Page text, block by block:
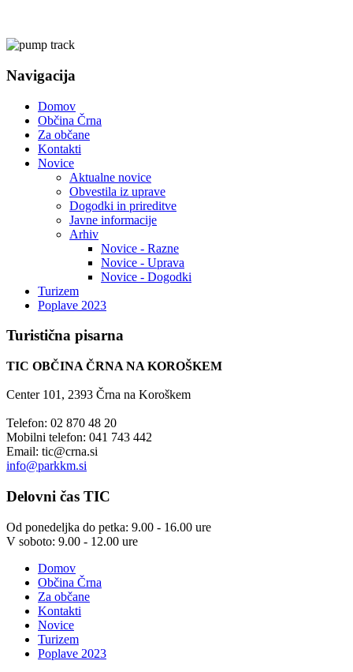
Navigacija
Domov
Občina Črna
Za občane
Kontakti
Novice
Aktualne novice
Obvestila iz uprave
Dogodki in prireditve
Javne informacije
Arhiv
Novice - Razne
Novice - Uprava
Novice - Dogodki
Turizem
Poplave 2023
Turistična pisarna
TIC OBČINA ČRNA NA KOROŠKEM
Center 101, 2393 Črna na Koroškem
Telefon: 02 870 48 20
Mobilni telefon: 041 743 442
Email: tic@crna.si
info@parkkm.si
Delovni čas TIC
Od ponedeljka do petka: 9.00 - 16.00 ure
V soboto: 9.00 - 12.00 ure
Domov
Občina Črna
Za občane
Kontakti
Novice
Turizem
Poplave 2023